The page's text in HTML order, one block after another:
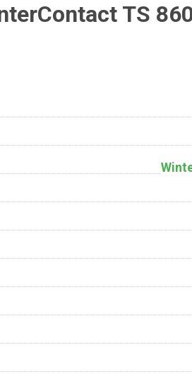
TS